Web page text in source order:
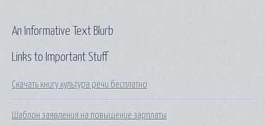
Links to Important Stuff
Скачать книгу культура речи бесплатно
Шаблон заявления на повышение зарплаты
An Informative Text Blurb